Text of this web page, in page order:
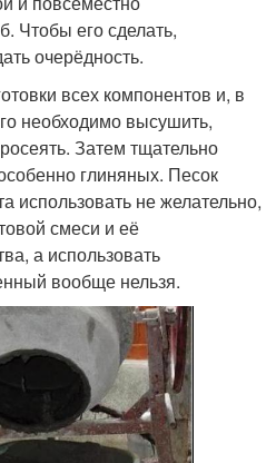
Чтобы его сделать,
очерёдность.
всех компонентов и, в
необходимо высушить,
Затем тщательно
глиняных. Песок
использовать не желательно,
смеси и её
а использовать
вообще нельзя.